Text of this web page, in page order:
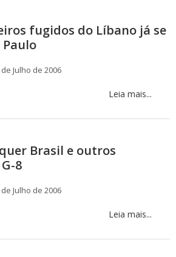
fugidos do Líbano já se
Julho de 2006
Leia mais...
Brasil e outros
8
Julho de 2006
Leia mais...